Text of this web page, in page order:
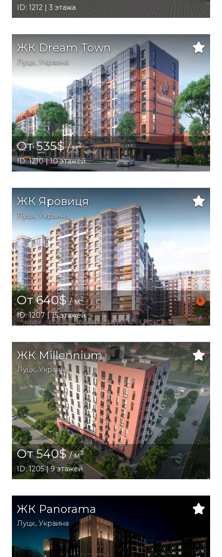
ID: 1212 | 3 этажа
ЖК Dream Town
Луцк,Украина
От 535$/ м2
ID: 1210 | 10 этажей
ЖК Яровиця
Луцк,Украина
От 640$/ м2
ID: 1207 | 15 этажей
ЖК Millennium
Луцк,Украина
От 540$/ м2
ID: 1205 | 9 этажей
ЖК Panorama
Луцк, Украина